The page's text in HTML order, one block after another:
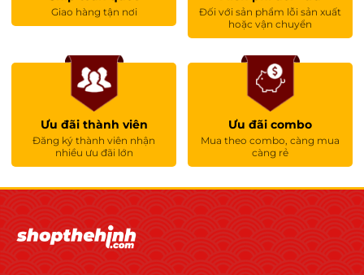
Giao hàng tận nơi
Đối với sản phẩm lỗi sản xuất
hoặc vận chuyển
Ưu đãi thành viên
Đăng ký thành viên nhận
nhiều ưu đãi lớn
Ưu đãi combo
Mua theo combo, càng mua
càng rẻ